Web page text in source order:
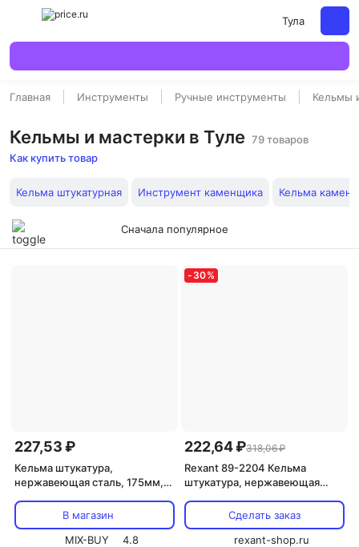
Тула
Главная Инструменты Ручные инструменты Кельмы
Кельмы и мастерки в Туле 79 товаров
Как купить товар
Кельма штукатурная Инструмент каменщика Кельма
Сначала популярное
227,53 ₽
Кельма штукатура,
нержавеющая сталь, 175мм,
цена за 1 штВ магазин
MIX-BUY
4.8
- 30%
222,64 ₽318,06 ₽
Rexant 89-2204 Кельма
штукатура, нержавеющая
Сделать заказ
rexant-shop.ru